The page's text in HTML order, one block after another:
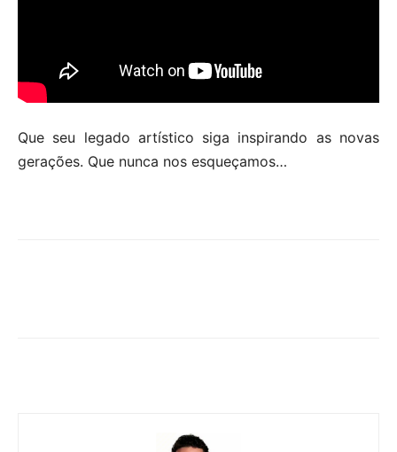
Que seu legado artístico siga inspirando as novas
gerações. Que nunca nos esqueçamos…